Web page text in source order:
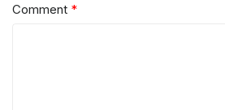
Comment *